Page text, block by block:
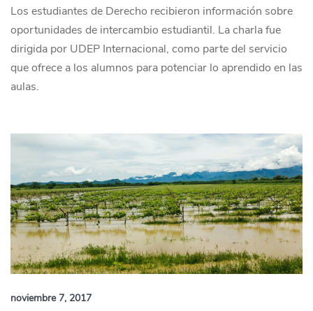
Los estudiantes de Derecho recibieron información sobre
oportunidades de intercambio estudiantil. La charla fue
dirigida por UDEP Internacional, como parte del servicio
que ofrece a los alumnos para potenciar lo aprendido en las
aulas.
noviembre 7, 2017